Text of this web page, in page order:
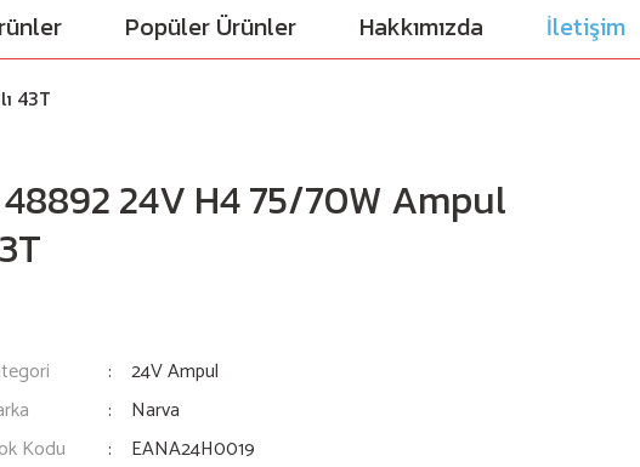
Popüler Ürünler Hakkımızda İletişim
43T
24V H4 75/70W Ampul
24V Ampul
Narva
Kodu
EANA24H0019